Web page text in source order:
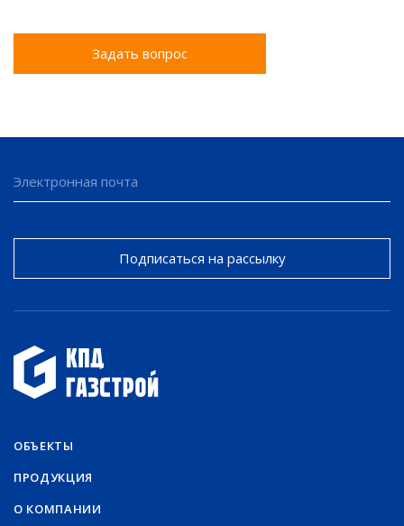
Задать вопрос
Подписаться на рассылку
ОБЪЕКТЫ
ПРОДУКЦИЯ
О КОМПАНИИ